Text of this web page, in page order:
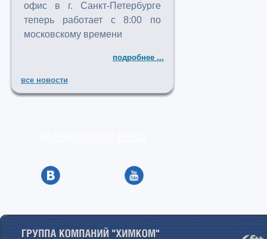
офис в г. Санкт-Петербурге
теперь работает с 8:00 по
московскому времени
подробнее ...
все новости